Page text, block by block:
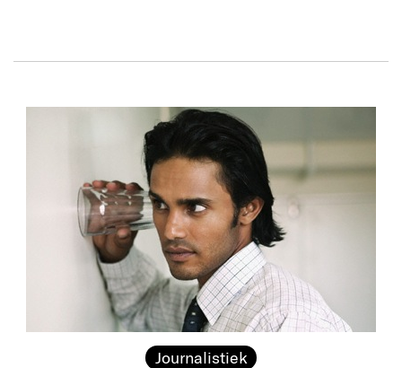
Journalistiek